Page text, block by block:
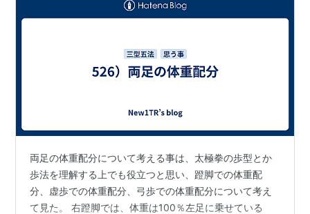
両足の体重配分について考える事は、太極拳の歩型とか
歩法を理解する上でも役立つと思い、蹬脚での体重配
分、虚歩での体重配分、弓歩での体重配分について考え
て見た。 右蹬脚では、体重は100％左足に乗せている